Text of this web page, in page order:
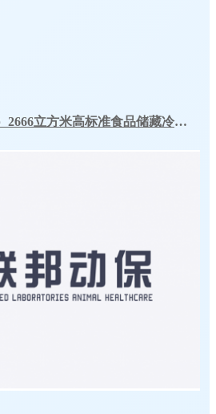
春发生物科技（宁夏）2666立方米高标准食品储藏冷库工程案例